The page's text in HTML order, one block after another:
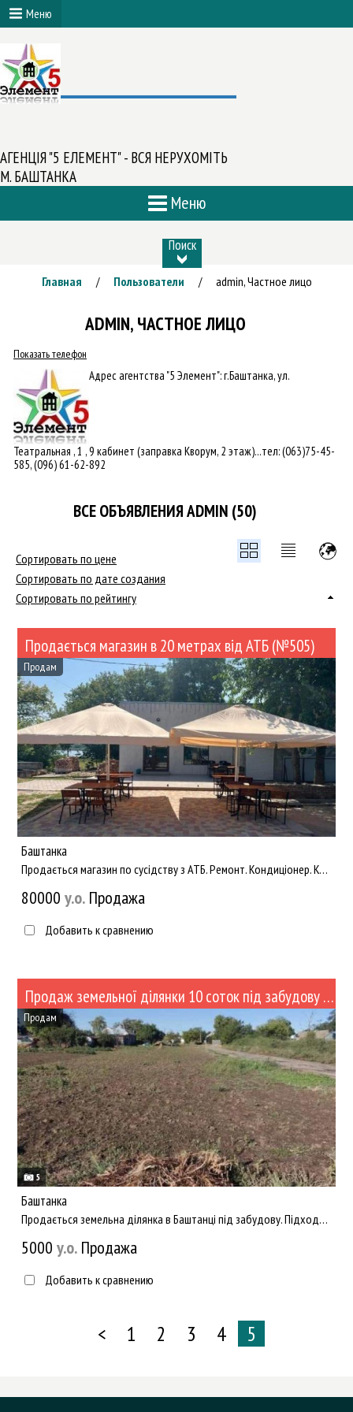
Меню
АГЕНЦІЯ "5 ЕЛЕМЕНТ" - ВСЯ НЕРУХОМІТЬ
М. БАШТАНКА
Меню
Поиск
Главная / Пользователи / admin, Частное лицо
ADMIN, ЧАСТНОЕ ЛИЦО
Показать телефон
Адрес агентства "5 Элемент": г.Баштанка, ул.
Театральная , 1 , 9 кабинет (заправка Кворум, 2 этаж)...тел: (063)75-45-
585, (096) 61-62-892
ВСЕ ОБЪЯВЛЕНИЯ ADMIN (50)
Сортировать по цене
Сортировать по дате создания
Сортировать по рейтингу
Продається магазин в 20 метрах від АТБ (№505)
Продам
Баштанка
Продається магазин по сусідству з АТБ. Ремонт. Кондиціонер. Коммунікації: світло, вода. Є великий підвал. ...
80000 y.о. Продажа
Добавить к сравнению
Продаж земельної ділянки 10 соток під забудову в Баштанці (№512)
5
Продам
Баштанка
Продається земельна ділянка в Баштанці під забудову. Підходить для житла, ангара, складів. Зручне транспортн...
5000 y.о. Продажа
Добавить к сравнению
< 1 2 3 4 5